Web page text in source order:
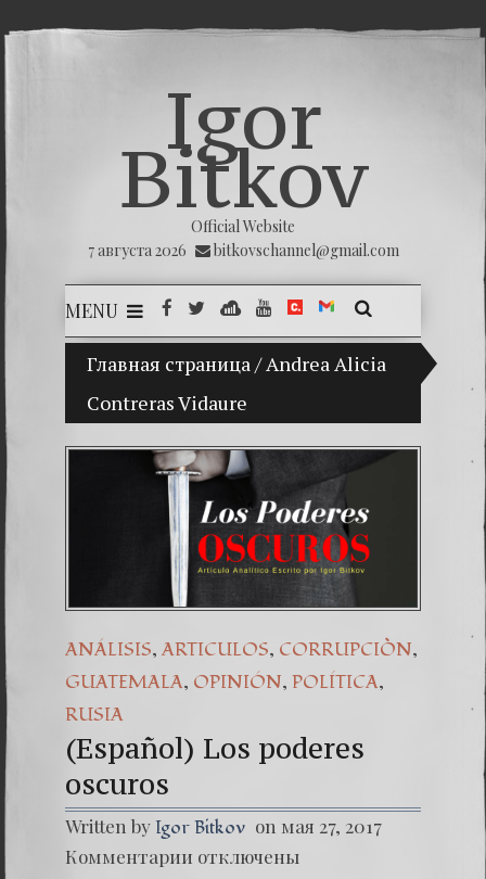
Igor
Bitkov
Official Website
7 августа 2026
bitkovschannel@gmail.com
MENU
Главная страница/Andrea Alicia
Contreras Vidaure
(Español) Mi hijo Vladimir Bitkov, una
Dr.
ANÁLISIS, ARTICULOS, CORRUPCIÒN,
GUATEMALA, OPINIÓN, POLÍTICA,
RUSIA
(Español) Los poderes
oscuros
Written by Igor Bitkov on мая 27, 2017
Комментарии отключены